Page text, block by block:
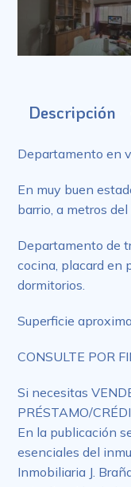
Descripción
Departamento en
En muy buen
barrio, a metros
Departamento de
cocina, placard en
dormitorios.
Superficie
CONSULTE POR
Si necesitas
PRÉSTAMO/
En la publicación
esenciales del
Inmobiliaria J.